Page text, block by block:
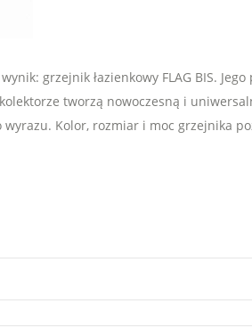
grzejnik łazienkowy FLAG BIS.
tworzą nowoczesną i
Kolor, rozmiar i moc grzejnika